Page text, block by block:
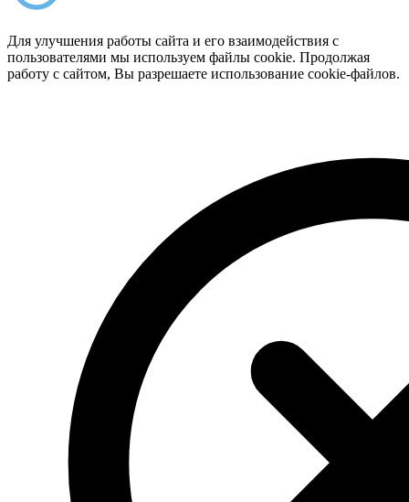
Для улучшения работы сайта и его взаимодействия с
пользователями мы используем файлы cookie. Продолжая
работу с сайтом, Вы разрешаете использование cookie-файлов.